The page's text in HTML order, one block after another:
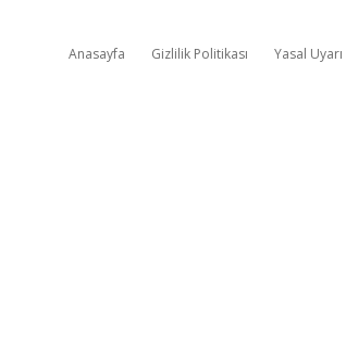
Anasayfa Gizlilik Politikası Yasal Uyarı